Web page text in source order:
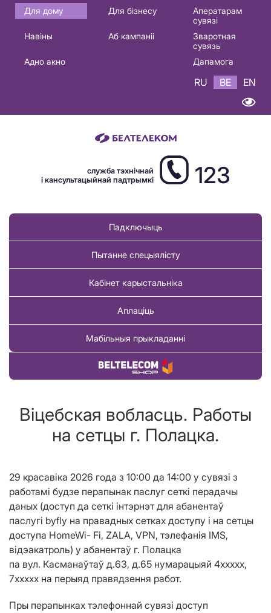
Основная
навигация
Для дому Для бізнесу
Аператарам
сувязі
Навіны
Аб кампаніі
Зваротная
сувязь
Адно акно
Дапамога
RU BE EN
служба тэхнічнай
і кансультацыйнай падтрымкі
123
Падключыць
Пытанне спецыялісту
Кабінет карыстальніка
Аплаціць
Мабільныя прыкладанні
Купіць тавар
Віцебская вобласць. Работы
на сетцы г. Полацка.
29 красавiка 2026 года з 10:00 да 14:00 у сувязі з
работамі будзе перапынак паслуг сеткі перадачы
даных (доступ да сеткі інтэрнэт для абанентаў
паслугі byfly на правадных сетках доступу і на сетцы
доступа HomeWi- Fi, ZALA, VPN, тэлефанiя IMS,
відэакатроль) у абанентаў г. Полацка
па вул. Касманаўтаў д.63, д.65 нумарацыяй 4ххххх,
7ххххх на перыяд правядзення работ.
Пры перапынках тэлефоннай сувязі доступ